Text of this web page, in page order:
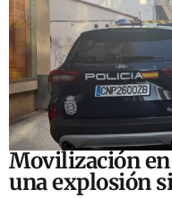
Movilización
una explosión